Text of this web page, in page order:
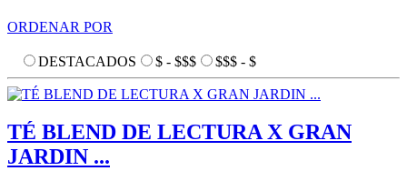
ORDENAR POR
DESTACADOS $ - $$$ $$$ - $
TÉ BLEND DE LECTURA X GRAN
JARDIN ...